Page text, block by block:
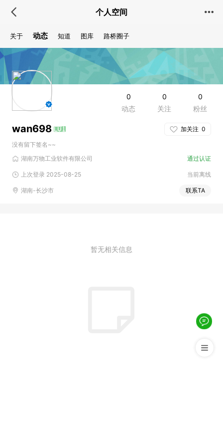
个人空间
0
粉丝
0
关注
0
动态
wan698 加关注 0
没有留下签名~~
湖南万物工业软件有限公司
通过认证
上次登录 2025-08-25 当前离线
湖南-长沙市 联系TA
关于 动态 知道 图库 路桥圈子
暂无相关信息